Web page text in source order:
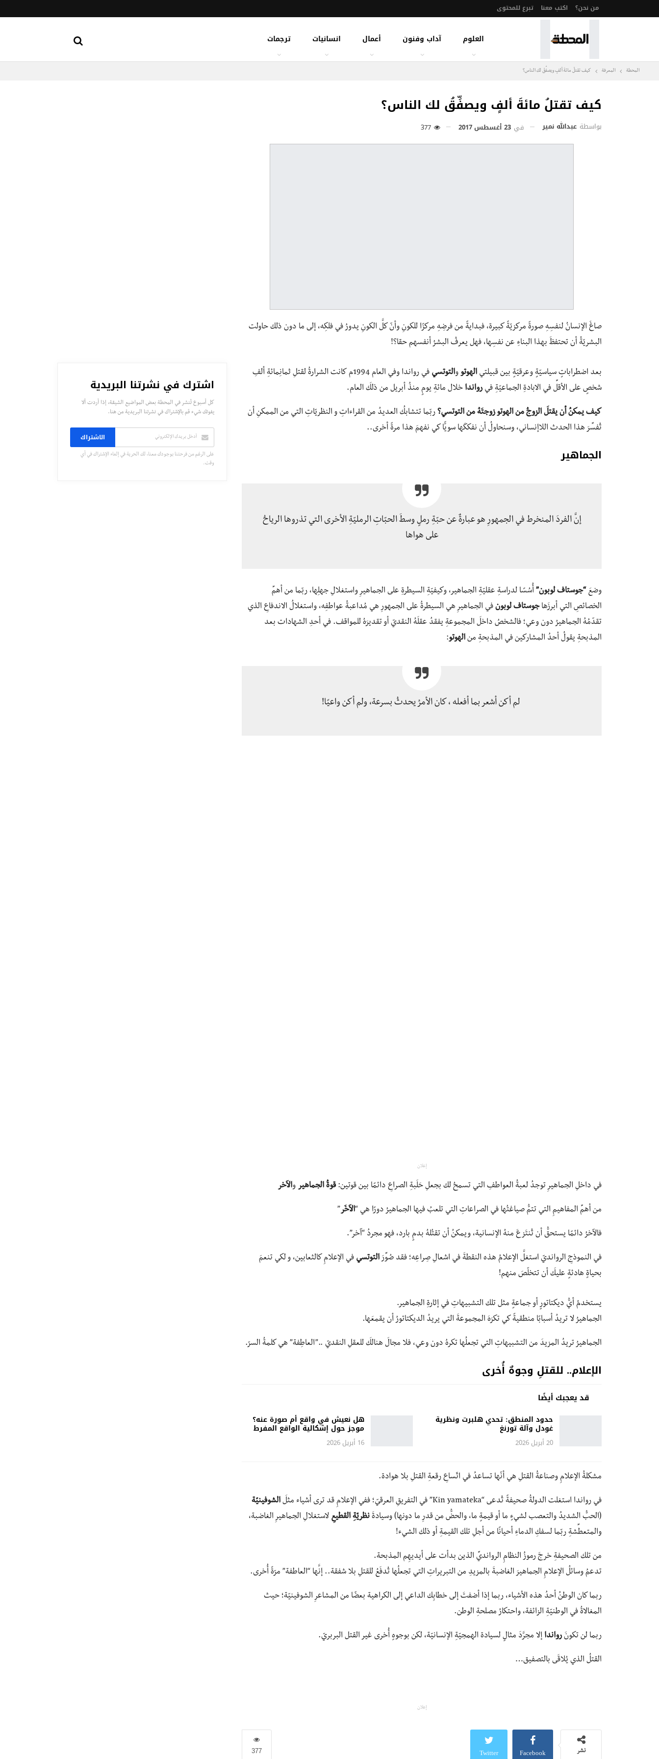
من نحن؟ اكتب معنا تبرع للمحتوى
العلوم آداب وفنون أعمال انسانيات ترجمات
المحطة المعرفة كيف تقتلُ مائةَ ألفٍ ويصفِّقُ لك الناس؟
كيف تقتلُ مائةَ ألفٍ ويصفِّقُ لك الناس؟
بواسطة عبدالله نمير في 23 أغسطس 2017
صاغَ الإنسانُ لنفسِهِ صورةً مركزيّةً كبيرة، فبدايةً من فرضِهِ مركزًا للكونِ وأنّ كلَّ الكونِ يدورُ في فلكِه، إلى ما دون ذلك حاولت
البشريّةُ أن تحتفظَ بهذا البناءِ عن نفسِها، فهل يعرفُ البشرُ أنفسهم حقا؟!
بعد اضطراباتٍ سياسيّةٍ وعرقيّةٍ بين قبيلتي الهوتو والتوتسي
في رواندا وفي العام 1994م كانت الشرارةُ لقتلِ ثمانِمائةِ ألفِ
شخصٍ على الأقلِّ في الابادةِ الجماعيّةِ في رواندا خلال مائةِ يومٍ منذُ أبريل من ذلكَ العام.
كيف يمكنُ أن يقتلَ الزوجُ من الهوتو زوجتَهُ من التوتسي؟ ربّما تتشابكُ العديدُ من القراءاتِ و النظريّاتِ التي من الممكنِ أن
تُفسِّرَ هذا الحدث اللاإنساني، وسنحاولُ أن نفككَها سويًّا كي نفهمَ هذا مرةً أخرى..
الجماهير
إنَّ الفردَ المنخرط في الجمهورِ هو عبارةٌ عن حبّةِ رملٍ وسطَ الحبّاتِ الرمليّةِ الأخرى التي تذروها الرياحُ
على هواها
وضعَ “جوستاف لوبون” أُسُسًا لدراسةِ عقليّةِ الجماهير، وكيفيّةِ السيطرةِ على الجماهيرِ واستغلالِ جهلِها، ربّما من أهمِّ
الخصائصِ التي أبرزَهاجوستاف لوبون في الجماهيرِ هي السيطرةُ على الجمهورِ هي مُداعبةُ عواطفِه، واستغلالُ الاندفاعِ الذي
تقدّمُهُ الجماهيرُ دون وعي؛ فالشخصُ داخلَ المجموعةِ يفقدُ عقلَهُ النقديّ أو تقديرَهُ للمواقف. في أحدِ الشهادات بعد
المذبحةِ يقولُ أحدُ المشاركين في المذبحةِ من الهوتو:
لم أكن أشعر بما أفعله ، كان الأمرُ يحدثُ بسرعة، ولم أكن واعيًا!
إعلان
في داخلِ الجماهيرِ توجدُ لعبةُ العواطفِ التي تسمحُ لك بجعلِ حَلَبةِ الصراعِ دائمًا بين قوتين:قوةُ الجماهير والآخر
من أهمِّ المفاهيمِ التي تتمُّ صياغتُها في الصراعاتِ التي تلعبُ فيها الجماهيرُ دورًا هي “الآخَر”
فالآخرُ دائمًا يستحقُّ أن تُنتَزعَ منهُ الإنسانية، ويمكنُ أن تقتُلهُ بدمٍ بارد، فهو مجردُ “آخر”.
في النموذجِ الروانديّ استغلَّ الإعلامُ هذه النقطةَ في اشعالِ صِراعِه؛ فقد صُوِّرَ التوتسي في الإعلامِ كالثعابين، و لكي تنعمَ
بحياةٍ هادئةٍ عليكَ أن تتخلّصَ منهم!
يستخدمُ أيُّ ديكتاتورٍ أو جماعةٍ مثل تلك التشبيهاتِ في إثارةِ الجماهير.
الجماهيرُ لا تريدُ أسبابًا منطقيةً كي تكرَهَ المجموعةَ التي يريدُ الديكتاتورُ أن يقمعَها.
الجماهيرُ تريدُ المزيدَ من التشبيهاتِ التي تجعلُها تكرهُ دون وعي، فلا مجالَ هنالكَ للعقلِ النقديّ ..”العاطِفة” هي كلمةُ السرّ.
الإعلام.. للقتلِ وجوهٌ أُخرى
قد يعجبك أيضًا
حدود المنطق: تحدي هلبرت ونظرية
غودل وآلة تورنغ
20 أبريل 2026
هل نعيش في واقع أم صورة عنه؟
موجز حول إشكالية الواقع المفرط
16 أبريل 2026
مشكلةُ الإعلامِ وصناعةُ القتلِ هي أنّها تساعدُ في اتّساعِ رقعةِ القتلِ بلا هوادة.
في رواندا استغلت الدولةُ صحيفةً تُدعى “Kin yamateka” في التفريقِ العرقيّ؛ ففي الإعلامِ قد ترى أشياء مثلَ
الشوفينيّة
(الحبُّ الشديدُ والتعصب لشيءٍ ما أو قيمةٍ ما، والحضُّ من قدرِ ما دونها) وسيادةَ نظريّةِ القطيعِ لاستغلالِ الجماهيرِ الغاضبة،
والمتعطِّشةِ ربّما لسفكِ الدماءِ أحيانًا من أجلِ تلك القيمةِ أو ذلك الشيء!
من تلك الصحيفةِ خرجَ رموزُ النظامِ الروانديِّ الذين بدأت على أيديهِم المذبحة.
تدعمُ وسائلُ الإعلامِ الجماهيرَ الغاضبةَ بالمزيدِ من التبريراتِ التي تجعلُها تُدفَعُ للقتلِ بلا شفقة.. إنَّها “العاطفة” مرّةً أُخرى.
ربما كان الوطنُ أحدُ هذه الأشياء، ربما إذا أضفتَ إلى خطابِك الداعي إلى الكراهية بعضًا من المشاعرِ الشوفينيّة؛ حيث
المغالاةُ في الوطنيّةِ الزائفة، واحتكارُ مصلحةِ الوطن.
ربما لن تكونَ رواندا إلا مجرَّدَ مثالٍ لسيادة الهمجيّةِ الإنسانيّة، لكن بوجوهٍ أُخرى غير القتل البربريّ.
القتلُ الذي يُلاقَى بالتصفيق…
إعلان
377 نشر Facebook
Twitter
اشترك في نشرتنا البريدية
كل أسبوع تُنشر في المحطة بعض المواضيع الشيقة، إذا أردت ألا
يفوتك شيء قم بالإشتراك في نشرتنا البريدية من هنا.
الاشتراك
على الرغم من فرحتنا بوجودك معنا، لك الحرية في إلغاء الإشتراك في أي
وقت.